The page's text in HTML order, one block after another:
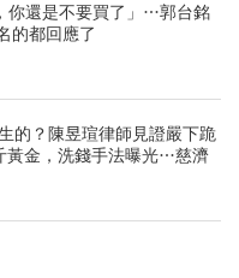
你還是不要買了」…郭台銘
的都回應了
的？陳昱瑄律師見證嚴下跪
黃金，洗錢手法曝光…慈濟